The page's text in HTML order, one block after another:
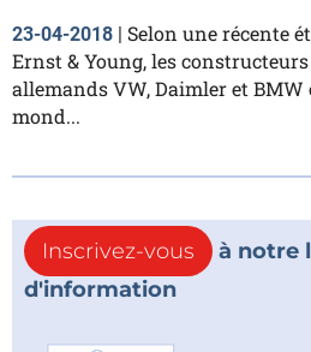
23-04-2018 | Selon une récente
Ernst & Young, les
allemands VW, Daimler et
mond...
Inscrivez-vous
à notre
d'information